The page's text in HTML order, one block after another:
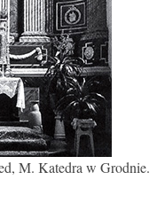
M. Katedra w Grodnie.